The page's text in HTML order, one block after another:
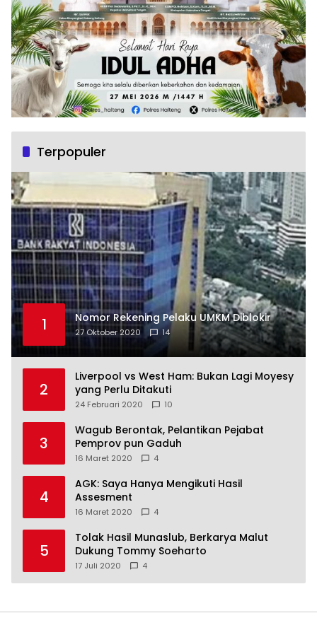
Terpopuler
1 Nomor Rekening Pelaku UMKM Diblokir
27 Oktober 2020 14
2
Liverpool vs West Ham: Bukan Lagi Moyesy
yang Perlu Ditakuti
24 Februari 2020 10
3
Wagub Berontak, Pelantikan Pejabat
Pemprov pun Gaduh
16 Maret 2020 4
4
AGK: Saya Hanya Mengikuti Hasil
Assesment
16 Maret 2020 4
5
Tolak Hasil Munaslub, Berkarya Malut
Dukung Tommy Soeharto
17 Juli 2020 4